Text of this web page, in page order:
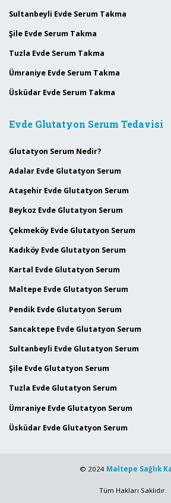
Sultanbeyli Evde Serum Takma
Şile Evde Serum Takma
Tuzla Evde Serum Takma
Ümraniye Evde Serum Takma
Üsküdar Evde Serum Takma
Evde Glutatyon Serum Tedavisi
Glutatyon Serum Nedir?
Adalar Evde Glutatyon Serum
Ataşehir Evde Glutatyon Serum
Beykoz Evde Glutatyon Serum
Çekmeköy Evde Glutatyon Serum
Kadıköy Evde Glutatyon Serum
Kartal Evde Glutatyon Serum
Maltepe Evde Glutatyon Serum
Pendik Evde Glutatyon Serum
Sancaktepe Evde Glutatyon Serum
Sultanbeyli Evde Glutatyon Serum
Şile Evde Glutatyon Serum
Tuzla Evde Glutatyon Serum
Ümraniye Evde Glutatyon Serum
Üsküdar Evde Glutatyon Serum
© 2024 Maltepe Sağlık
Tüm Hakları Saklıdır.